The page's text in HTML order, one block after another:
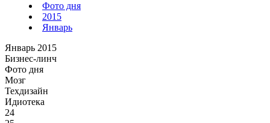
Фото дня
2015
Январь
Январь 2015
Бизнес-линч
Фото дня
Мозг
Техдизайн
Идиотека
24